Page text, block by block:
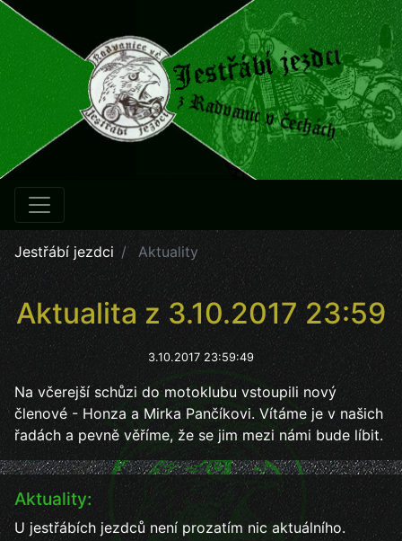
Jestřábí jezdci Aktuality
Aktuality:
U jestřábích jezdců není prozatím nic aktuálního.
Aktualita z 3.10.2017 23:59
3.10.2017 23:59:49
Na včerejší schůzi do motoklubu vstoupili nový
členové - Honza a Mirka Pančíkovi. Vítáme je v našich
řadách a pevně věříme, že se jim mezi námi bude líbit.